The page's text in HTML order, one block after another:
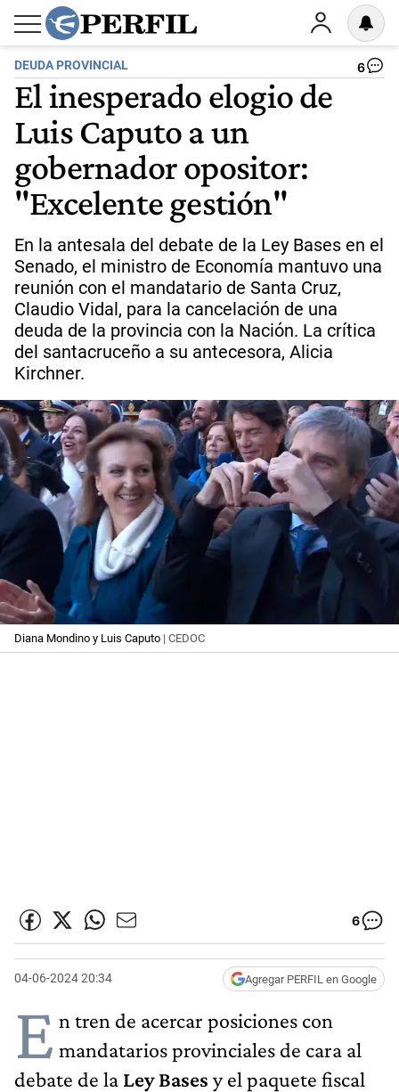
DEUDA PROVINCIAL 6
El inesperado elogio de
Luis Caputo a un
gobernador opositor:
"Excelente gestión"
En la antesala del debate de la Ley Bases en el
Senado, el ministro de Economía mantuvo una
reunión con el mandatario de Santa Cruz,
Claudio Vidal, para la cancelación de una
deuda de la provincia con la Nación. La crítica
del santacruceño a su antecesora, Alicia
Kirchner.
Diana Mondino y Luis Caputo | CEDOC
6
04-06-2024 20:34 Agregar PERFIL en Google
E n tren de acercar posiciones con
mandatarios provinciales de cara al
debate de la Ley Bases y el paquete fiscal